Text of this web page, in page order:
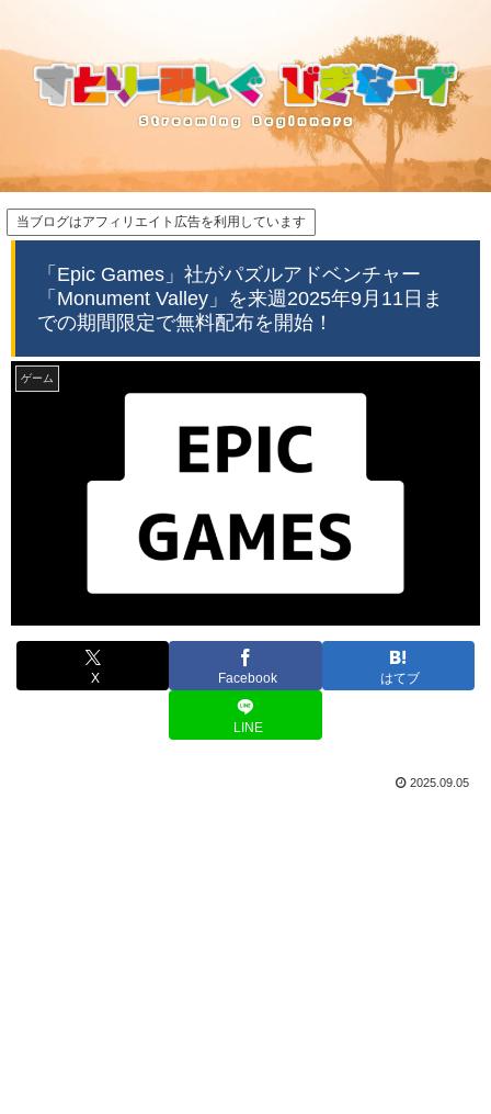
当ブログはアフィリエイト広告を利用しています
「Epic Games」社がパズルアドベンチャー
「Monument Valley」を来週2025年9月11日ま
での期間限定で無料配布を開始！
ゲーム
X Facebook はてブ
LINE
2025.09.05